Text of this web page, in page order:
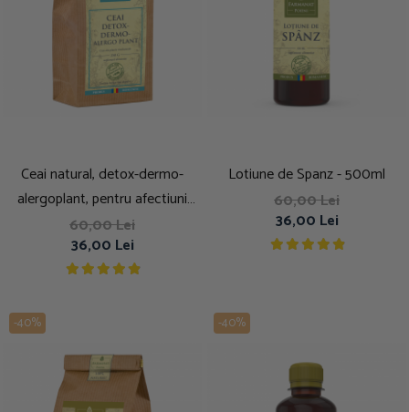
Ceai natural, detox-dermo-
alergoplant, pentru afectiuni
dermatologice, depurativ, 250g
60,00 Lei
36,00 Lei
Lotiune de Spanz - 500ml
60,00 Lei
36,00 Lei
-40% -40%